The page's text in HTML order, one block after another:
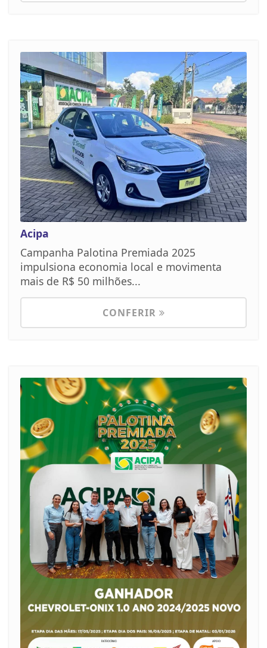
Acipa
Campanha Palotina Premiada 2025
impulsiona economia local e movimenta
mais de R$ 50 milhões...
CONFERIR